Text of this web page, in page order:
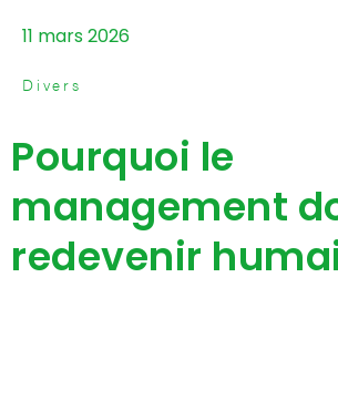
11 mars 2026
Divers
Pourquoi le
management
redevenir